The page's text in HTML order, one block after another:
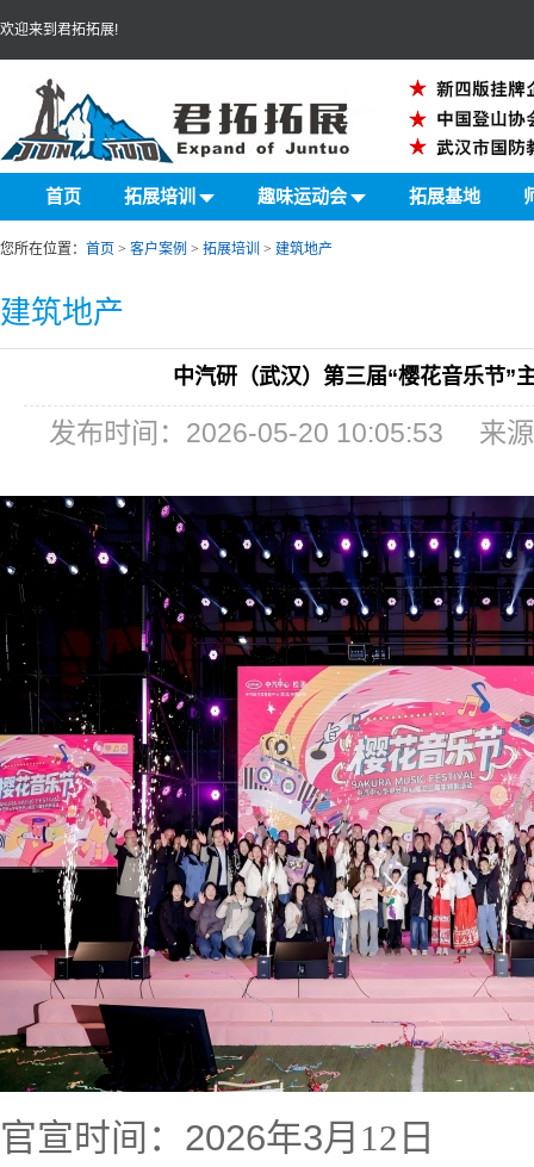
欢迎来到君拓拓展!
首页 拓展培训 趣味运动会 拓展基地
您所在位置： 首页 > 客户案例 > 拓展培训 > 建筑地产
建筑地产
中汽研（武汉）第三届“樱花音乐节”
发布时间：2026-05-20 10:05:53 来
官宣时间： 2026年3月 12 日